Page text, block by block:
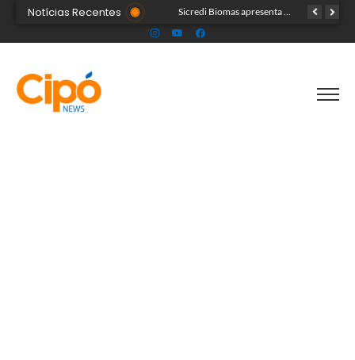
Notícias Recentes Acre segue em alerta para casos de síndrome respiratória aguda grave, aponta Fiocruz